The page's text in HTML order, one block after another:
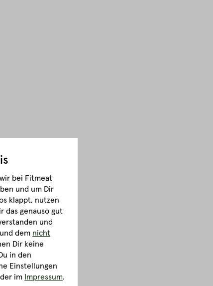
bei Fitmeat
und um Dir
klappt, nutzen
das genauso gut
und
dem nicht
Dir keine
in den
Einstellungen
im Impressum.